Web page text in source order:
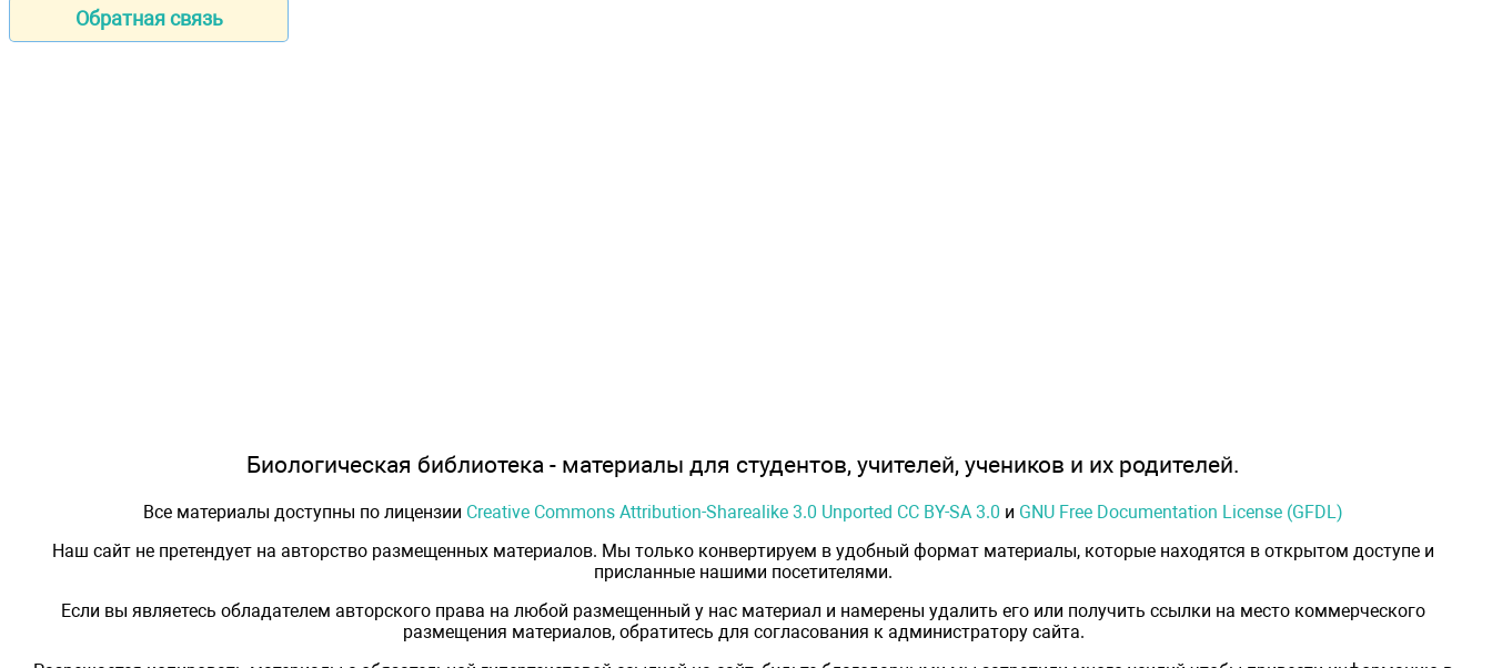
Обратная связь
Биологическая библиотека - материалы для студентов, учителей, учеников и их родителей.
Все материалы доступны по лицензии Creative Commons Attribution-Sharealike 3.0 Unported CC BY-SA 3.0 и GNU Free Documentation License (GFDL)
Наш сайт не претендует на авторство размещенных материалов. Мы только конвертируем в удобный формат материалы, которые находятся в открытом доступе и
присланные нашими посетителями.
Если вы являетесь обладателем авторского права на любой размещенный у нас материал и намерены удалить его или получить ссылки на место коммерческого
размещения материалов, обратитесь для согласования к администратору сайта.